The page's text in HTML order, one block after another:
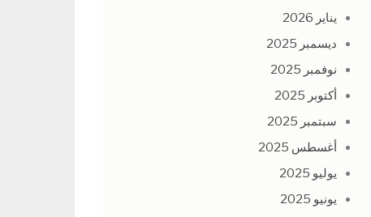
يناير 2026
ديسمبر 2025
نوفمبر 2025
أكتوبر 2025
سبتمبر 2025
أغسطس 2025
يوليو 2025
يونيو 2025